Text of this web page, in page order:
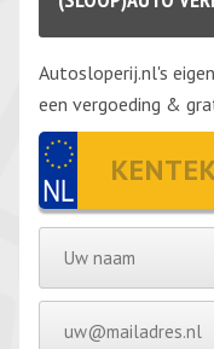
Autosloperij.nl's
een vergoeding &